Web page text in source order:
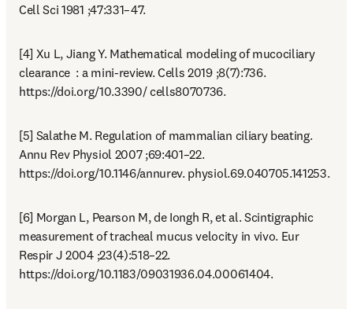
Cell Sci 1981 ;47:331–47.
[4] Xu L, Jiang Y. Mathematical modeling of mucociliary
clearance  : a mini-review. Cells 2019 ;8(7):736.
https://doi.org/10.3390/ cells8070736.
[5] Salathe M. Regulation of mammalian ciliary beating.
Annu Rev Physiol 2007 ;69:401–22.
https://doi.org/10.1146/annurev. physiol.69.040705.141253.
[6] Morgan L, Pearson M, de Iongh R, et al. Scintigraphic
measurement of tracheal mucus velocity in vivo. Eur
Respir J 2004 ;23(4):518–22.
https://doi.org/10.1183/09031936.04.00061404.